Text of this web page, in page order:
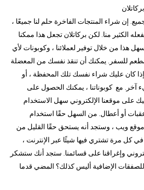
إن شراء المنتجات الفاخرة حلم لنا جميعًا ،
الكثير منا. لكن بركاتلان تجعل هذا ممكنا
هذا من خلال توفير لعملائنا ، وكوبونات لأي
للسفر. يمكنك أن تنقذ نفسك من المعضلة
كان عليك شراء نفسك تلك المحفظة ، أو
آخر. مع كوبوناتنا ، يمكنك الحصول على
على موقعنا الإلكتروني سهل الاستخدام
أو أعطال. من السهل حقًا استخدام
ويب ، وستجد أنه يستحق حقًا القليل من
كل مرة تشتري فيها شيئًا عبر الإنترنت ،
وإغراقنا على قسائمنا. ستجد أنك ستشكر
للصفقات الإضافية أليس كذلك؟ المضي قدما